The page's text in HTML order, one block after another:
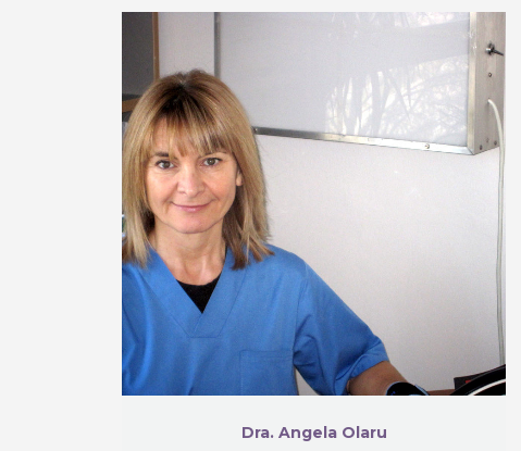
Dra. Angela Olaru